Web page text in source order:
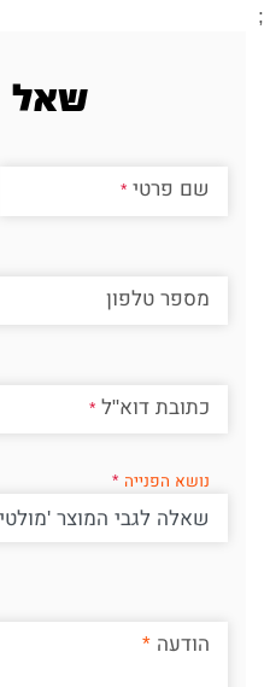
;
שאל
שם פרטי
מספר טלפון
כתובת דוא"ל
נושא הפנייה
הודעה